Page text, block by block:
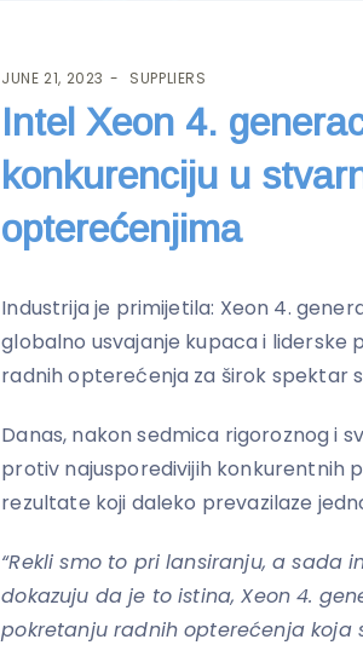
JUNE 21, 2023 SUPPLIERS
Intel Xeon 4.
konkurenciju u
opterećenjima
Industrija je primijetila: Xeon 4.
globalno usvajanje kupaca i
radnih opterećenja za širok spektar
Danas, nakon sedmica rigoroznog i
protiv najusporedivijih konkurentnih
rezultate koji daleko prevazilaze
“Rekli smo to pri lansiranju, a sada
dokazuju da je to istina, Xeon 4.
pokretanju radnih opterećenja koja